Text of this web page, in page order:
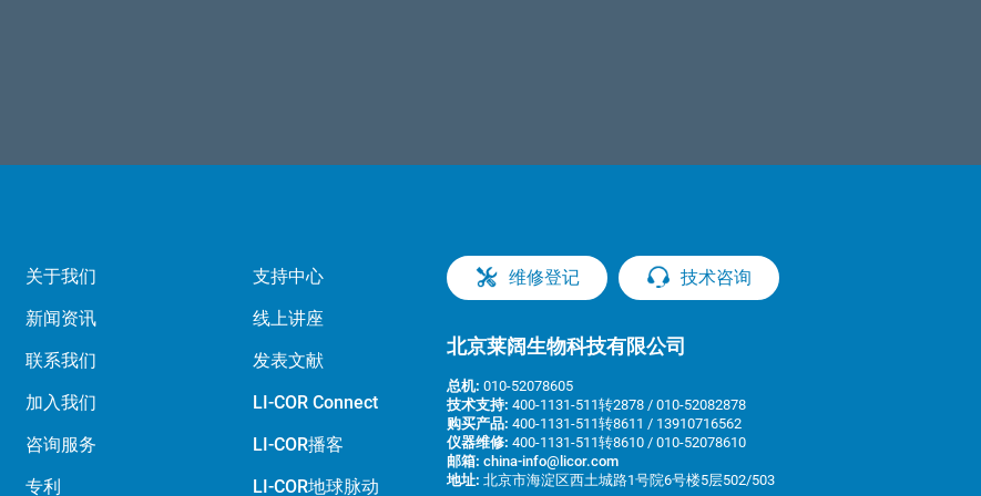
关于我们
新闻资讯
联系我们
加入我们
咨询服务
专利
支持中心
线上讲座
发表文献
LI-COR Connect
LI-COR播客
LI-COR地球脉动
维修登记 技术咨询
北京莱阔生物科技有限公司
总机: 010-52078605
技术支持: 400-1131-511转2878 / 010-52082878
购买产品: 400-1131-511转8611 / 13910716562
仪器维修: 400-1131-511转8610 / 010-52078610
邮箱: china-info@licor.com
地址: 北京市海淀区西土城路1号院6号楼5层502/503